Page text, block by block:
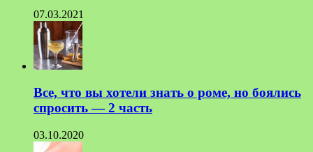
07.03.2021
Все, что вы хотели знать о роме, но боялись
спросить — 2 часть
03.10.2020